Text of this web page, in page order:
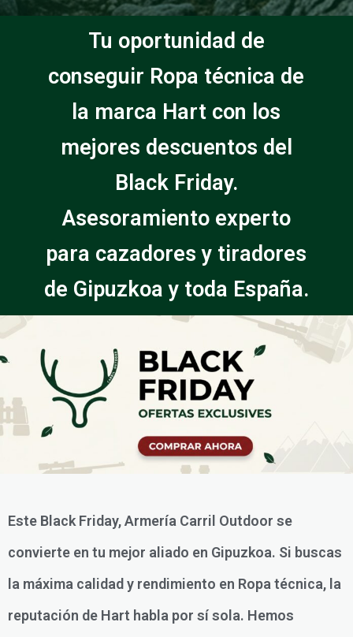
Tu oportunidad de
conseguir Ropa técnica de
la marca Hart con los
mejores descuentos del
Black Friday.
Asesoramiento experto
para cazadores y tiradores
de Gipuzkoa y toda España.
Este Black Friday, Armería Carril Outdoor se
convierte en tu mejor aliado en Gipuzkoa. Si buscas
la máxima calidad y rendimiento en Ropa técnica, la
reputación de Hart habla por sí sola. Hemos